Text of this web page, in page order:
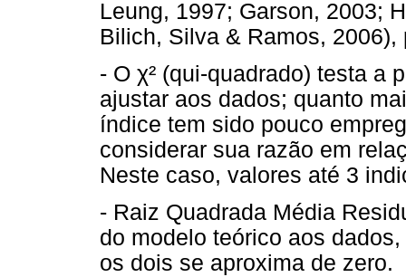
Leung, 1997; Garson, 2003;
Bilich, Silva & Ramos, 2006),
- O χ² (qui-quadrado) testa a
ajustar aos dados; quanto
índice tem sido pouco
considerar sua razão em
Neste caso, valores até 3
- Raiz Quadrada Média
do modelo teórico aos
os dois se aproxima de zero.